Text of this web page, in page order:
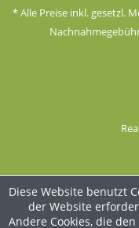
* Alle Preise inkl. gesetzl.
Diese Website benutzt
der Website
Andere Cookies, die